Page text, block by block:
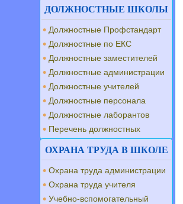
ДОЛЖНОСТНЫЕ ШКОЛЫ
Должностные Профстандарт
Должностные по ЕКС
Должностные заместителей
Должностные администрации
Должностные учителей
Должностные персонала
Должностные лаборантов
Перечень должностных
ОХРАНА ТРУДА В ШКОЛЕ
Охрана труда администрации
Охрана труда учителя
Учебно-вспомогательный